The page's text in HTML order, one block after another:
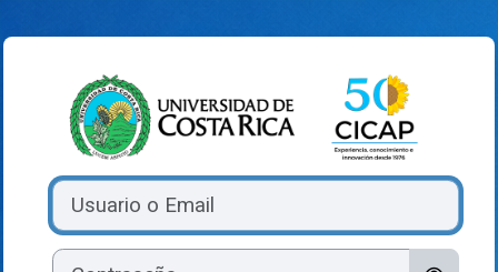
Ingresar a
Saltar a crear una nueva cuenta
Usuario o Email
Contraseña